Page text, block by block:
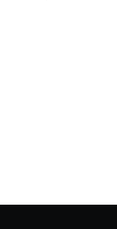
Toyota